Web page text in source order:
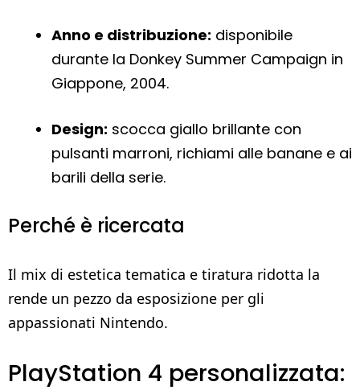
Anno e distribuzione: disponibile
durante la Donkey Summer Campaign in
Giappone, 2004.
Design: scocca giallo brillante con
pulsanti marroni, richiami alle banane e ai
barili della serie.
Perché è ricercata
Il mix di estetica tematica e tiratura ridotta la
rende un pezzo da esposizione per gli
appassionati Nintendo.
PlayStation 4 personalizzata: